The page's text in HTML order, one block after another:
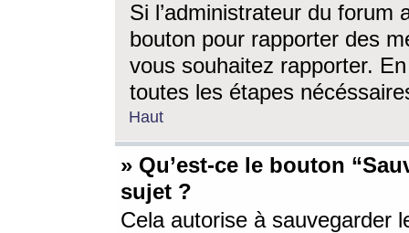
Si l’administrateur du forum
bouton pour rapporter des
vous souhaitez rapporter.
toutes les étapes
Haut
» Qu’est-ce le bouton
sujet ?
Cela autorise à sauvegarder